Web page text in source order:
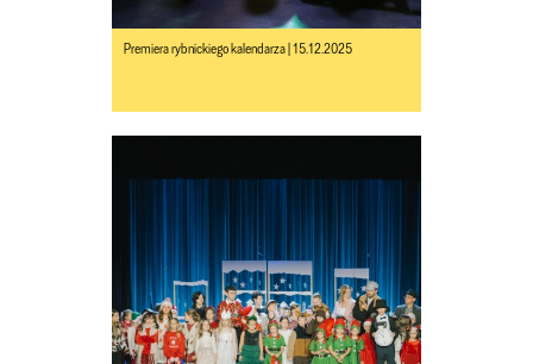
Premiera rybnickiego kalendarza | 15.12.2025